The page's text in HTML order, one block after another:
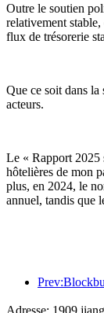
Outre le soutien
relativement
flux de trésorerie
Que ce soit dans la
acteurs.
Le « Rapport 2025
hôtelières de mon
plus, en 2024, le
annuel, tandis que
Adresse: 1909